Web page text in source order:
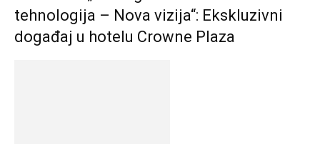
tehnologija – Nova vizija“: Ekskluzivni
događaj u hotelu Crowne Plaza